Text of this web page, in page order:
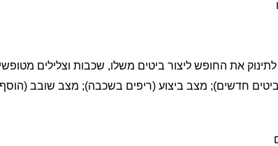
ביטים חדשים); מצב ביצוע (ריפים בשכבה); מצב שובב